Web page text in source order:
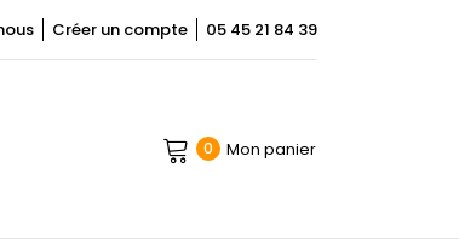
Créer un compte 05 45 21 84 39
0 Mon panier